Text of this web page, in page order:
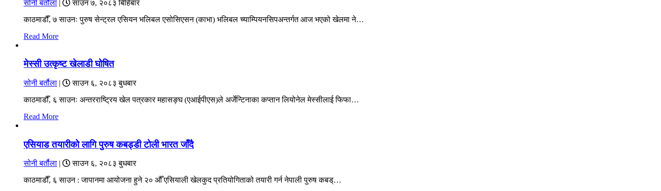
सोनी बर्तौला |
साउन ७, २०८३ बिहिबार
काठमाडौँ, ७ साउनः पुरुष सेन्ट्रल एसियन भलिबल एसोसिएसन (काभा) भलिबल च्याम्पियनसिपअन्तर्गत आज भएको खेलमा ने…
Read More
मेस्सी उत्कृष्ट खेलाडी घोषित
सोनी बर्तौला |
साउन ६, २०८३ बुधबार
काठमाडौँ, ६ साउनः अन्तरराष्ट्रिय खेल पत्रकार महासङ्घ (एआईपीएस)ले अर्जेन्टिनाका कप्तान लियोनेल मेस्सीलाई फिफा…
Read More
एसियाड तयारीको लागि पुरुष कबड्डी टोली भारत जाँदै
सोनी बर्तौला |
साउन ६, २०८३ बुधबार
काठमाडौँ, ६ साउन : जापानमा आयोजना हुने २० औँ एसियाली खेलकुद प्रतियोगिताको तयारी गर्न नेपाली पुरुष कबड्…